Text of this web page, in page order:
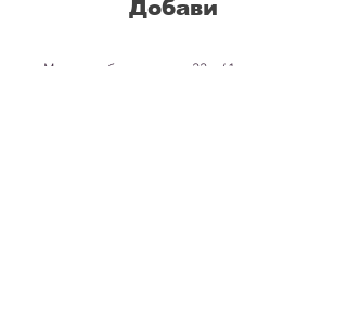
Добави
Маслени бои, платно, 33 х 41 см